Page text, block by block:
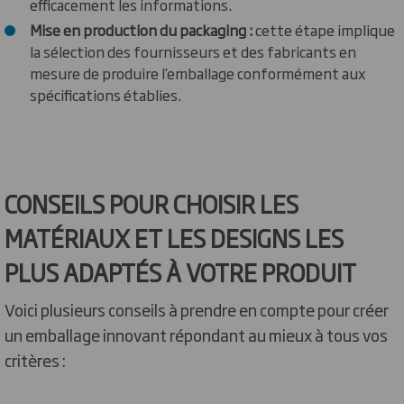
efficacement les informations.
Mise en production du packaging :cette étape implique
la sélection des fournisseurs et des fabricants en
mesure de produire l’emballage conformément aux
spécifications établies.
CONSEILS POUR CHOISIR LES
MATÉRIAUX ET LES DESIGNS LES
PLUS ADAPTÉS À VOTRE PRODUIT
Voici plusieurs conseils à prendre en compte pour créer
un emballage innovant répondant au mieux à tous vos
critères :